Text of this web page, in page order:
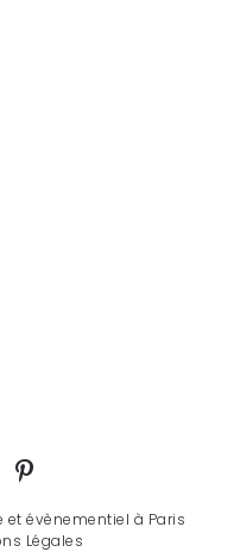
et évènementiel à Paris
Légales